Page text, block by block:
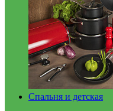
Спальня и детская